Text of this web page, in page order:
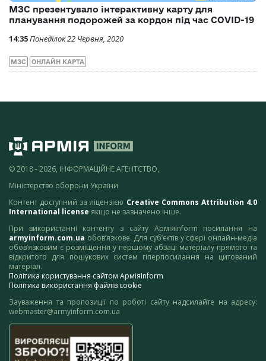
МЗС презентувало інтерактивну карту для
планування подорожей за кордон під час COVID-19
14:35Понеділок 22 Червня, 2020
МЗС ОНЛАЙН КАРТА
© 2018 - 2026, ІНФОРМАЦІЙНЕ АГЕНТСТВО,
Міністерство оборони України
Контент доступний за ліцензією Creative Commons Attribution 4.0
International license якщо не зазначено інше.
При використанні контенту з сайту АрміяInform посилання на
armyinform.com.ua обов’язкове. Для суб’єктів у сфері онлайн-медіа
обов’язковим є розміщення у першому абзаці матеріалу прямого та
відкритого для пошукових систем гіперпосилання на цитований
матеріал.
Політика користування сайтом АрміяInform
Політика використання файлів cookie
Зауваження та пропозиції по роботі сайту надсилайте на адресу:
webmaster@armyinform.com.ua